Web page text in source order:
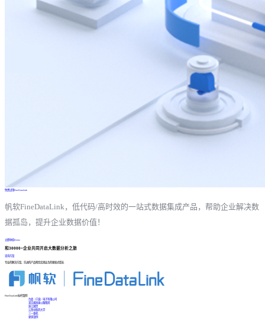
免费试用FineDataLink
帆软FineDataLink，低代码/高时效的一站式数据集成产品，帮助企业解决数
据孤岛，提升企业数据价值！
立即体验Demo
和30000+企业共同开启大数据分析之旅
咨询方案
专业的解决方案、先进的产品帮您实现业务的爆发式增长
FineDataLink标杆案例
台晶（宁波）电子有限公司
某交通高速公路集团
浙江国贸
江西中医药大学
三一重机
更多案例